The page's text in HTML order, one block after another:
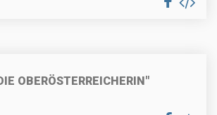
OBERÖSTERREICHERIN"